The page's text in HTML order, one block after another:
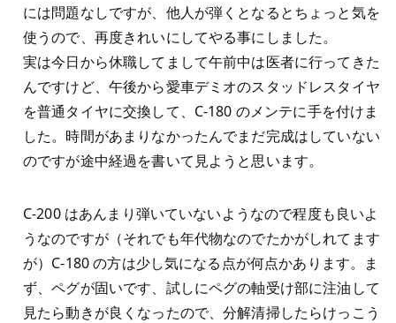
には問題なしですが、他人が弾くとなるとちょっと気を
使うので、再度きれいにしてやる事にしました。
実は今日から休職してまして午前中は医者に行ってきた
んですけど、午後から愛車デミオのスタッドレスタイヤ
を普通タイヤに交換して、C-180 のメンテに手を付けま
した。時間があまりなかったんでまだ完成はしていない
のですが途中経過を書いて見ようと思います。
C-200 はあんまり弾いていないようなので程度も良いよ
うなのですが（それでも年代物なのでたかがしれてます
が）C-180 の方は少し気になる点が何点かあります。ま
ず、ペグが固いです、試しにペグの軸受け部に注油して
見たら動きが良くなったので、分解清掃したらけっこう